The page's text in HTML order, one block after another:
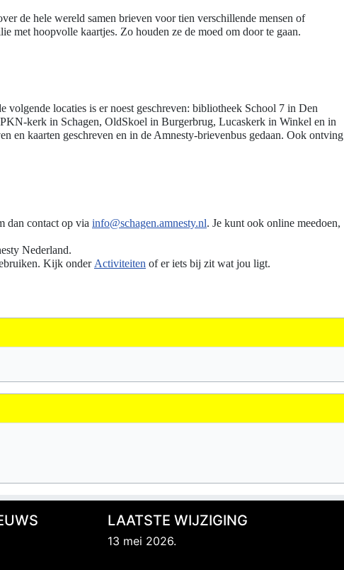
de hele wereld samen brieven voor tien verschillende mensen of
met hoopvolle kaartjes. Zo houden ze de moed om door te gaan.
volgende locaties is er noest geschreven: bibliotheek School 7 in Den
kerk in Schagen, OldSkoel in Burgerbrug, Lucaskerk in Winkel en in
en kaarten geschreven en in de Amnesty-brievenbus gedaan. Ook ontving
dan contact op via info@schagen.amnesty.nl. Je kunt ook online meedoen,
Nederland.
Kijk onder Activiteiten of er iets bij zit wat jou ligt.
LAATSTE WIJZIGING
13 mei 2026.